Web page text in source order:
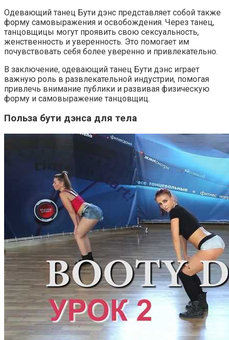
Одевающий танец Бути дэнс представляет собой также
форму самовыражения и освобождения. Через танец,
танцовщицы могут проявить свою сексуальность,
женственность и уверенность. Это помогает им
почувствовать себя более уверенно и привлекательно.
В заключение, одевающий танец Бути дэнс играет
важную роль в развлекательной индустрии, помогая
привлечь внимание публики и развивая физическую
форму и самовыражение танцовщиц.
Польза бути дэнса для тела